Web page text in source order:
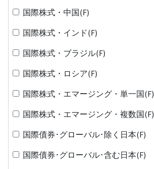
国際株式・中国(F)
国際株式・インド(F)
国際株式・ブラジル(F)
国際株式・ロシア(F)
国際株式・エマージング・単一国(F)
国際株式・エマージング・複数国(F)
国際債券･グローバル･除く日本(F)
国際債券･グローバル･含む日本(F)